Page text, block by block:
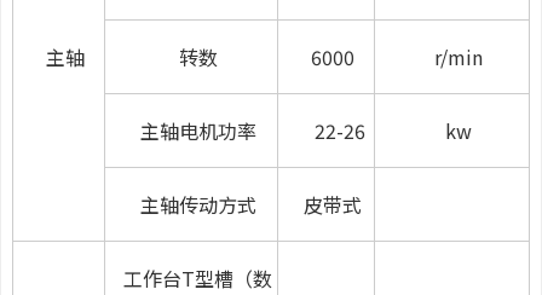
主轴 转数 6000 r/min
主轴电机功率 22-26 kw
主轴传动方式 皮带式
工作台T型槽 （数